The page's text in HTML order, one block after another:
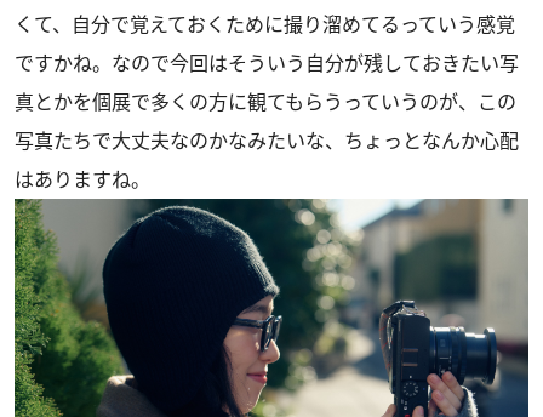
くて、自分で覚えておくために撮り溜めてるっていう感覚
ですかね。なので今回はそういう自分が残しておきたい写
真とかを個展で多くの方に観てもらうっていうのが、この
写真たちで大丈夫なのかなみたいな、ちょっとなんか心配
はありますね。